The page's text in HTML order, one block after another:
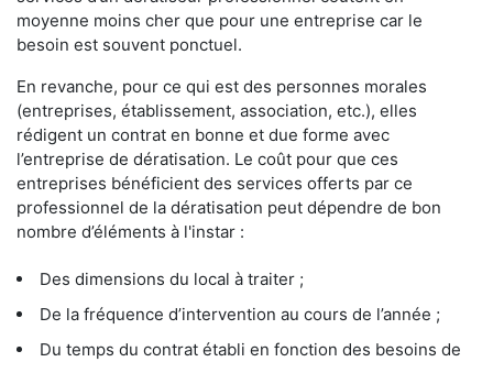
moyenne moins cher que pour une entreprise car le
besoin est souvent ponctuel.
En revanche, pour ce qui est des personnes morales
(entreprises, établissement, association, etc.), elles
rédigent un contrat en bonne et due forme avec
l’entreprise de dératisation. Le coût pour que ces
entreprises bénéficient des services offerts par ce
professionnel de la dératisation peut dépendre de bon
nombre d’éléments à l'instar :
Des dimensions du local à traiter ;
De la fréquence d’intervention au cours de l’année ;
Du temps du contrat établi en fonction des besoins de